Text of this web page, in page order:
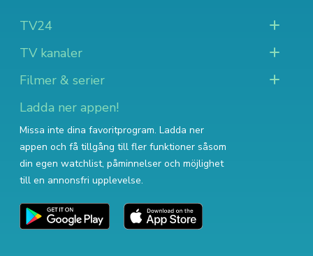
TV24
TV kanaler
Filmer & serier
Ladda ner appen!
Missa inte dina favoritprogram. Ladda ner
appen och få tillgång till fler funktioner såsom
din egen watchlist, påminnelser och möjlighet
till en annonsfri upplevelse.